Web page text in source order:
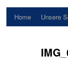
Home Unsere